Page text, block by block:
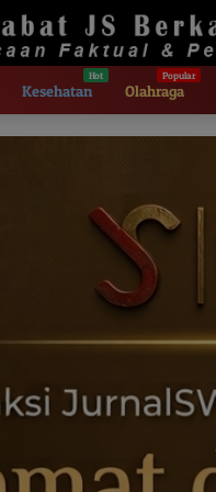
Kesehatan Olahraga